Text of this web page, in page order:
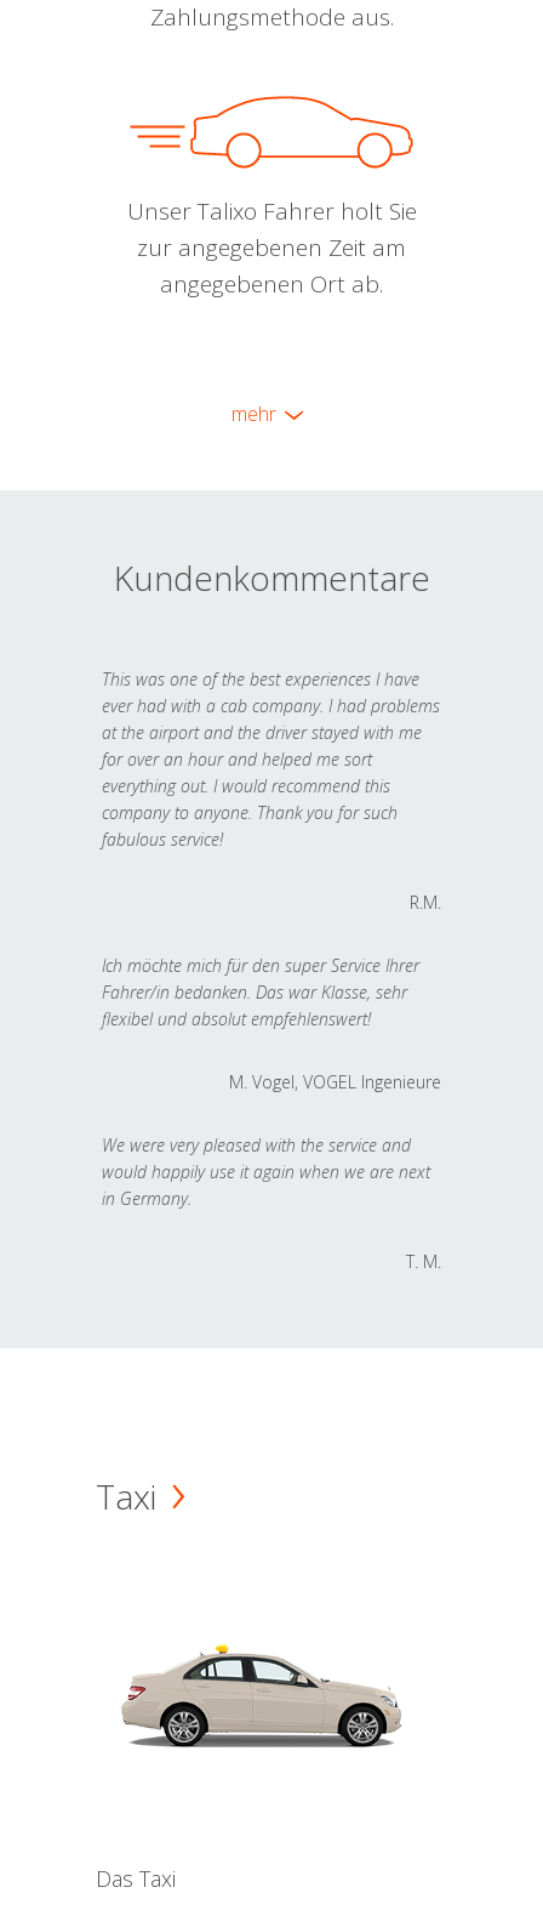
Zahlungsmethode aus.
Unser Talixo Fahrer holt Sie
zur angegebenen Zeit am
angegebenen Ort ab.
mehr
Kundenkommentare
This was one of the best experiences I have
ever had with a cab company. I had problems
at the airport and the driver stayed with me
for over an hour and helped me sort
everything out. I would recommend this
company to anyone. Thank you for such
fabulous service!
R.M.
Ich möchte mich für den super Service Ihrer
Fahrer/in bedanken. Das war Klasse, sehr
flexibel und absolut empfehlenswert!
M. Vogel, VOGEL Ingenieure
We were very pleased with the service and
would happily use it again when we are next
in Germany.
T. M.
Taxi
Das Taxi